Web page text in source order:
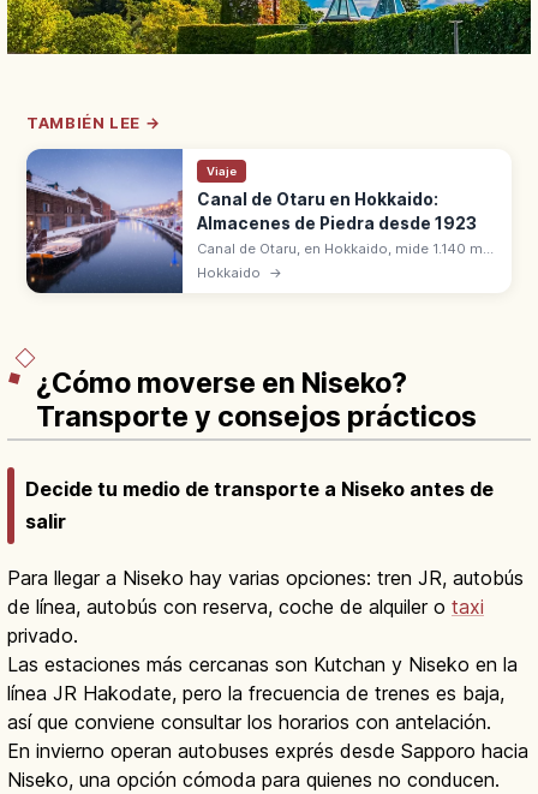
TAMBIÉN LEE →
Viaje
Canal de Otaru en Hokkaido:
Almacenes de Piedra desde 1923
Canal de Otaru, en Hokkaido, mide 1.140 m
con almacenes de piedra y 63 faroles de
Hokkaido →
¿Cómo moverse en Niseko?
Transporte y consejos prácticos
Decide tu medio de transporte a Niseko antes de
salir
Para llegar a Niseko hay varias opciones: tren JR, autobús
de línea, autobús con reserva, coche de alquiler o taxi
privado.
Las estaciones más cercanas son Kutchan y Niseko en la
línea JR Hakodate, pero la frecuencia de trenes es baja,
así que conviene consultar los horarios con antelación.
En invierno operan autobuses exprés desde Sapporo hacia
Niseko, una opción cómoda para quienes no conducen.